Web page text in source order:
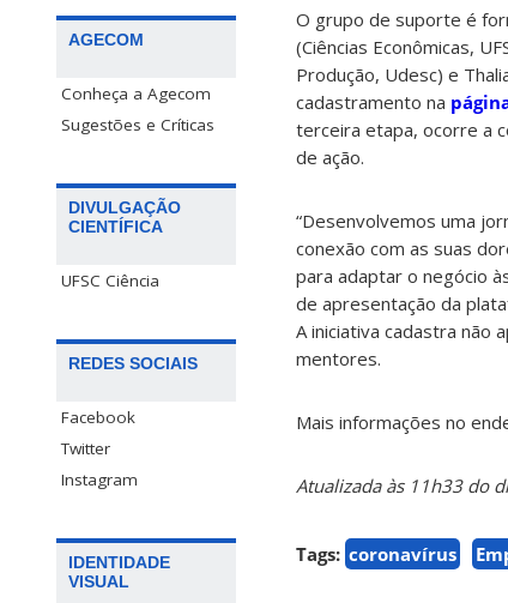
AGECOM
Conheça a Agecom
Sugestões e Críticas
DIVULGAÇÃO
CIENTÍFICA
UFSC Ciência
REDES SOCIAIS
Facebook
Twitter
Instagram
IDENTIDADE
VISUAL
O grupo de suporte é
(Ciências Econômicas,
Produção, Udesc) e
cadastramento na
terceira etapa, ocorre a
de ação.
“Desenvolvemos uma
conexão com as suas
para adaptar o negócio
de apresentação da
A iniciativa cadastra não
mentores.
Mais informações no
Atualizada às 11h33 do
Tags: coronavírus